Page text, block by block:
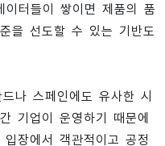
터들이 쌓이면 제품의 품
을 선도할 수 있는 기반도
나 스페인에도 유사한 시
기업이 운영하기 때문에
장에서 객관적이고 공정